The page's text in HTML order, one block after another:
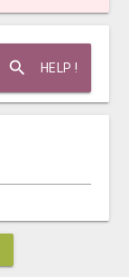
search HELP !